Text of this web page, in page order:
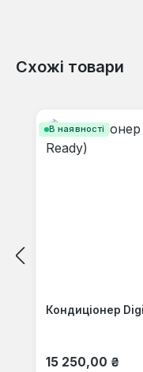
Схожі товари
В наявності
Кондиціонер
Звичайна ціна:
15 250,00 ₴